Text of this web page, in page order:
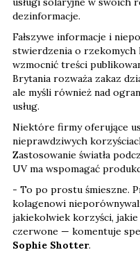
dezinformacje.
Fałszywe informacje i
stwierdzenia o rzekomych
wzmocnić treści
Brytania rozważa zakaz
ale myśli również nad
usług.
Niektóre firmy oferujące
nieprawdziwych
Zastosowanie światła
UV ma wspomagać
- To po prostu śmieszne.
kolagenowi
jakiekolwiek korzyści, jakie
czerwone — komentuje
Sophie Shotter.